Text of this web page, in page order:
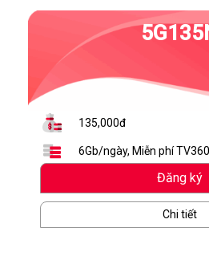
135,000đ
6Gb/ngày, Miễn phí TV360
Đăng ký
Chi tiết